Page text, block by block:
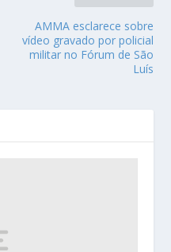
AMMA esclarece sobre
vídeo gravado por policial
militar no Fórum de São
Luís